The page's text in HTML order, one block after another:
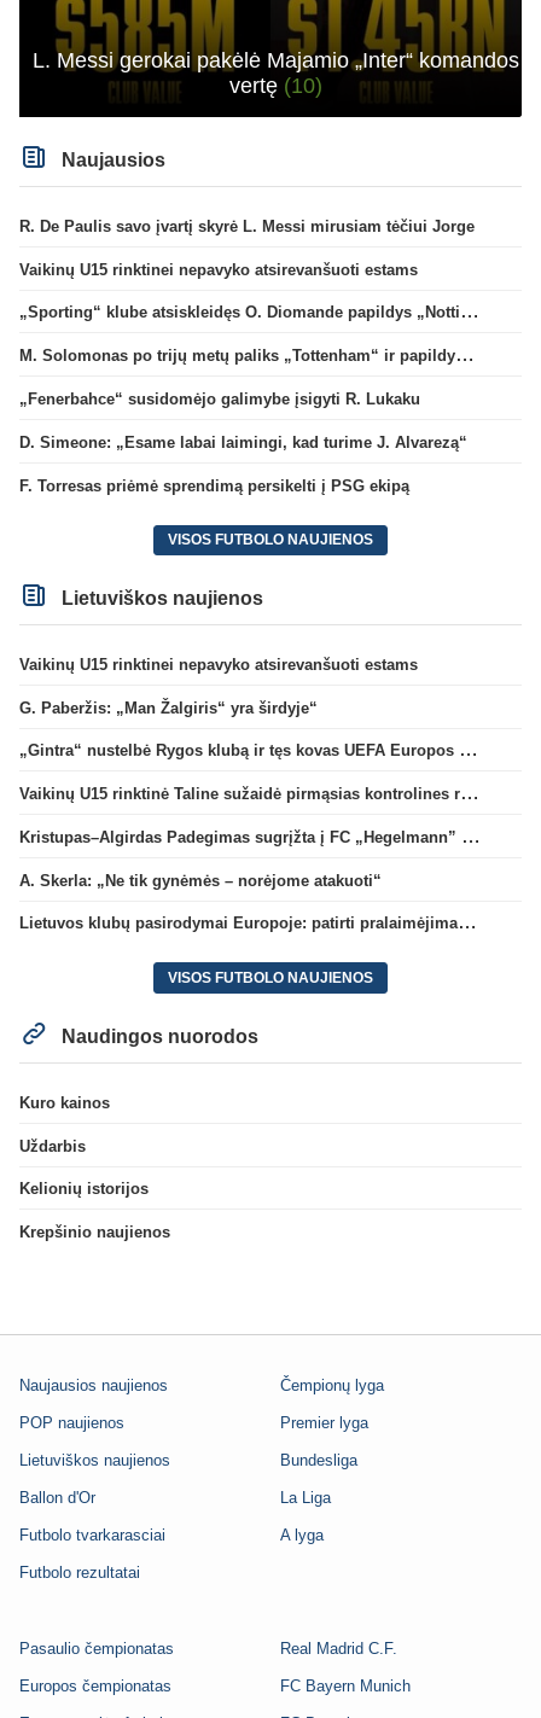
L. Messi gerokai pakėlė Majamio „Inter“ komandos
vertę (10)
Naujausios
R. De Paulis savo įvartį skyrė L. Messi mirusiam tėčiui Jorge
Vaikinų U15 rinktinei nepavyko atsirevanšuoti estams
„Sporting“ klube atsiskleidęs O. Diomande papildys „Nottingham“ gretas
M. Solomonas po trijų metų paliks „Tottenham“ ir papildys „West Ham“ klubą
„Fenerbahce“ susidomėjo galimybe įsigyti R. Lukaku
D. Simeone: „Esame labai laimingi, kad turime J. Alvarezą“
F. Torresas priėmė sprendimą persikelti į PSG ekipą
VISOS FUTBOLO NAUJIENOS
Lietuviškos naujienos
Vaikinų U15 rinktinei nepavyko atsirevanšuoti estams
G. Paberžis: „Man Žalgiris“ yra širdyje“
„Gintra“ nustelbė Rygos klubą ir tęs kovas UEFA Europos taurės atrankoje
Vaikinų U15 rinktinė Taline sužaidė pirmąsias kontrolines rungtynes
Kristupas–Algirdas Padegimas sugrįžta į FC „Hegelmann” B sudėtį
A. Skerla: „Ne tik gynėmės – norėjome atakuoti“
Lietuvos klubų pasirodymai Europoje: patirti pralaimėjimai Kroatijos atstovams
VISOS FUTBOLO NAUJIENOS
Naudingos nuorodos
Kuro kainos
Uždarbis
Kelionių istorijos
Krepšinio naujienos
Naujausios naujienos
POP naujienos
Lietuviškos naujienos
Ballon d'Or
Futbolo tvarkarasciai
Futbolo rezultatai
Čempionų lyga
Premier lyga
Bundesliga
La Liga
A lyga
Pasaulio čempionatas
Europos čempionatas
Real Madrid C.F.
FC Bayern Munich